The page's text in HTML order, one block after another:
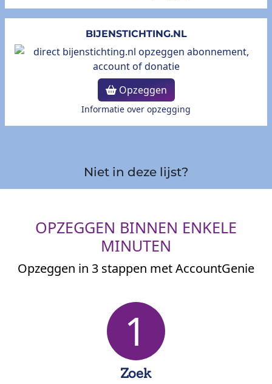
BIJENSTICHTING.NL
Opzeggen
Informatie over opzegging
Niet in deze lijst?
OPZEGGEN BINNEN ENKELE
MINUTEN
Opzeggen in 3 stappen met AccountGenie
1
Zoek